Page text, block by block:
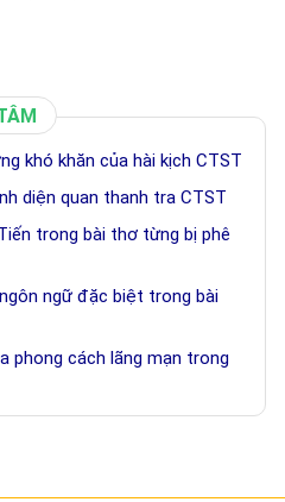
khó khăn của hài kịch CTST
diện quan thanh tra CTST
trong bài thơ từng bị phê
ngữ đặc biệt trong bài
phong cách lãng mạn trong